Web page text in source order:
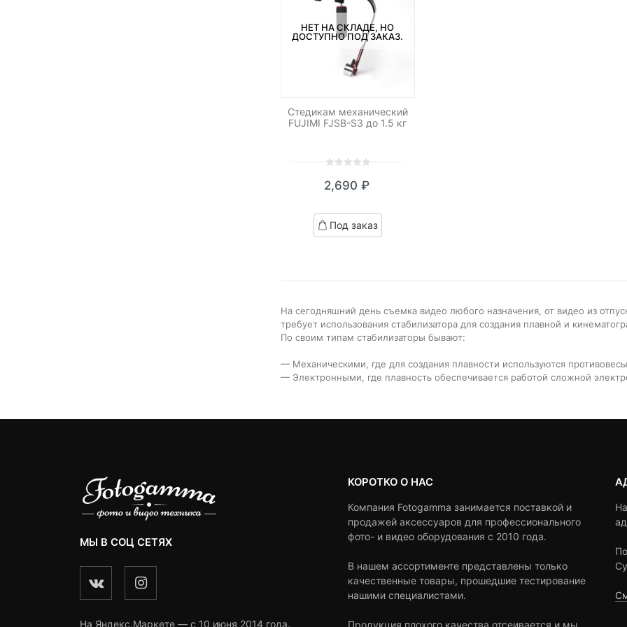
НЕТ НА СКЛАДЕ, НО
ДОСТУПНО ПОД ЗАКАЗ.
Стедикам механический
FUJIMI FJSB-S3 до 1.5 кг
out
based
on
2,690₽
Под заказ
На сегодняшний день съемка видео любого назначения, от видео из
требует использования стабилизатора для создания плавной и
По своим типам стабилизаторы бывают:
— Механическими, где для создания плавности используются противовесы
— Электронными, где плавность обеспечивается работой сложной
МЫ В СОЦ СЕТЯХ
На Яндекс.Маркете — c 10 июня 2014 года.
КОРОТКО О НАС
Компания Fotogamma занимается поставкой и
продажей аксессуаров для профессионального
фото- и видео оборудования с 2010 года.
В нашем ассортименте представлены только
качественные товары, прошедшие тестирование
нашими специалистами.
Продукция плохого качества отсеивается и мы